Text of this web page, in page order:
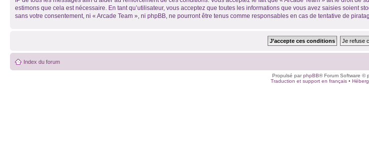
estimons que cela est nécessaire. En tant qu’utilisateur, vous acceptez que toutes les informations que vous avez saisies soient
sans votre consentement, ni « Arcade Team », ni phpBB, ne pourront être tenus comme responsables en cas de tentative de
Index du forum
Propulsé parphpBB® Forum Software ©
Traduction et support en français•